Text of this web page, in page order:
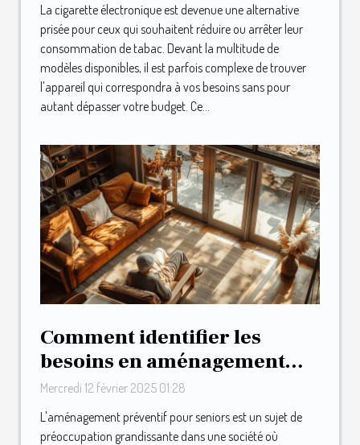
La cigarette électronique est devenue une alternative
prisée pour ceux qui souhaitent réduire ou arrêter leur
consommation de tabac. Devant la multitude de
modèles disponibles, il est parfois complexe de trouver
l'appareil qui correspondra à vos besoins sans pour
autant dépasser votre budget. Ce...
Comment identifier les
besoins en aménagement
préventif pour seniors
Mercredi 12 février 2025 01:28
L'aménagement préventif pour seniors est un sujet de
préoccupation grandissante dans une société où